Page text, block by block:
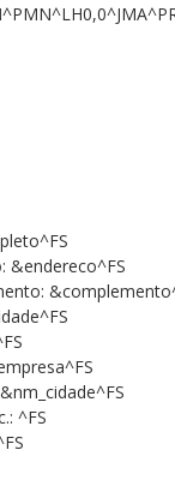
&endereco^FS
^FS